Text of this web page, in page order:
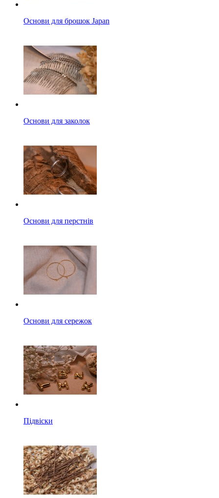
Основи для брошок Japan
Основи для заколок
Основи для перстнів
Основи для сережок
Підвіски